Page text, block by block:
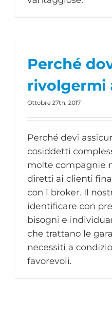
Perché
rivolgermi
Ottobre 27th, 2017
Perché devi
cosiddetti
molte compagnie
diretti ai clienti
con i broker. Il
identificare con
bisogni e
che trattano le
necessiti a
favorevoli.